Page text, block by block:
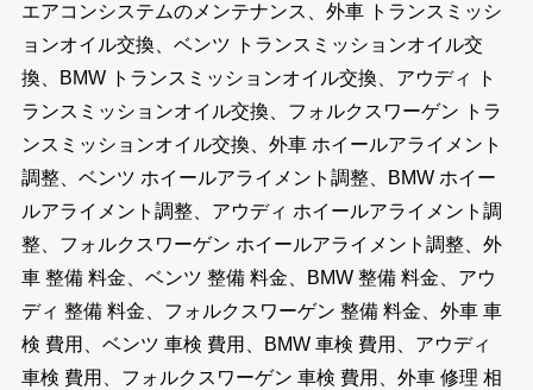
エアコンシステムのメンテナンス、外車 トランスミッシ
ョンオイル交換、ベンツ トランスミッションオイル交
換、BMW トランスミッションオイル交換、アウディ ト
ランスミッションオイル交換、フォルクスワーゲン トラ
ンスミッションオイル交換、外車 ホイールアライメント
調整、ベンツ ホイールアライメント調整、BMW ホイー
ルアライメント調整、アウディ ホイールアライメント調
整、フォルクスワーゲン ホイールアライメント調整、外
車 整備 料金、ベンツ 整備 料金、BMW 整備 料金、アウ
ディ 整備 料金、フォルクスワーゲン 整備 料金、外車 車
検 費用、ベンツ 車検 費用、BMW 車検 費用、アウディ
車検 費用、フォルクスワーゲン 車検 費用、外車 修理 相